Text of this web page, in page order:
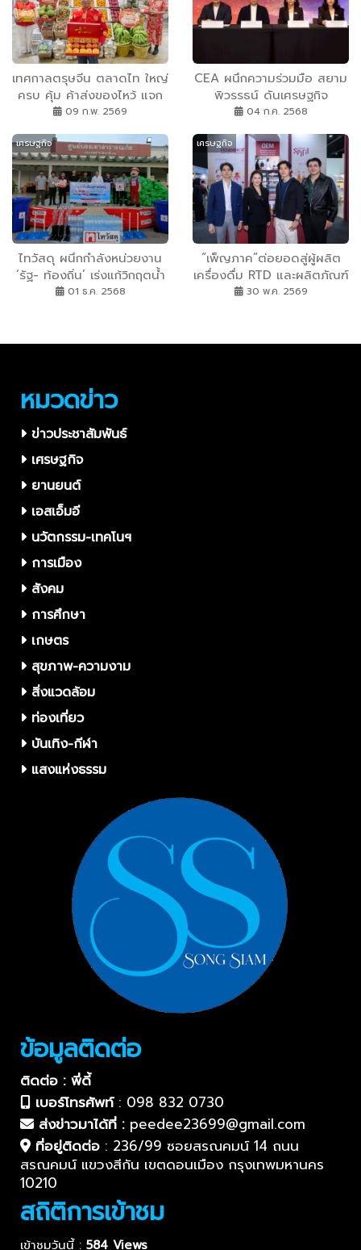
เทศกาลตรุษจีน ตลาดไท ใหญ่
ครบ คุ้ม ค้าส่งของไหว้ แจก
ทองคืนกำไรลูกค้า กว่า 2
09 ก.พ. 2569
CEA ผนึกความร่วมมือ สยาม
พิวรรธน์ ดันเศรษฐกิจ
สร้างสรรค์และวัฒนธรรมไทย
04 ก.ค. 2568
เศรษฐกิจ
ไทวัสดุ ผนึกกำลังหน่วยงาน
‘รัฐ- ท้องถิ่น’ เร่งแก้วิกฤตน้ำ
ท่วมใต้ ดัน “ไทวัสดุ
สิ่งของช่วยเหลือ ผู้ประสบภัย
01 ธ.ค. 2568
เศรษฐกิจ
“เพ็ญภาค”ต่อยอดสู่ผู้ผลิต
เครื่องดื่ม RTD และผลิตภัณฑ์
เสริมอาหารครบวงจร ปูพรม
OEM เต็มสูบ
30 พ.ค. 2569
หมวดข่าว
ข่าวประชาสัมพันธ์
เศรษฐกิจ
ยานยนต์
เอสเอ็มอี
นวัตกรรม-เทคโนฯ
การเมือง
สังคม
การศึกษา
เกษตร
สุขภาพ-ความงาม
สิ่งแวดล้อม
ท่องเที่ยว
บันเทิง-กีฬา
แสงแห่งธรรม
ข้อมูลติดต่อ
ติดต่อ : พี่ดี้
เบอร์โทรศัพท์: 098 832 0730
ส่งข่าวมาได้ที่ : peedee23699@gmail.com
ที่อยู่ติดต่อ : 236/99 ซอยสรณคมน์ 14 ถนน
สรณคมน์ แขวงสีกัน เขตดอนเมือง กรุงเทพมหานคร
10210
สถิติการเข้าชม
เข้าชมวันนี้ : 584 Views